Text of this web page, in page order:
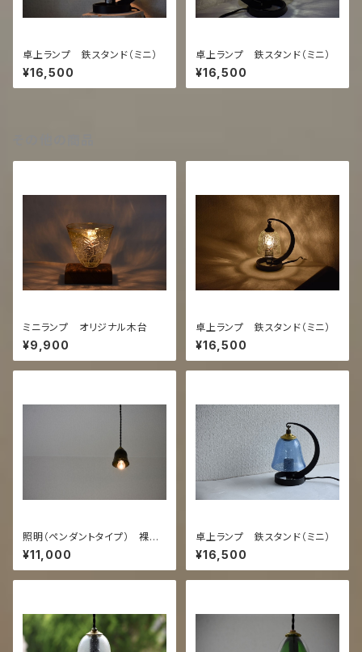
卓上ランプ 鉄スタンド（ミニ）
¥16,500
卓上ランプ 鉄スタンド（ミニ）
¥16,500
ミニランプ オリジナル木台
¥9,900
卓上ランプ 鉄スタンド（ミニ）
¥16,500
照明（ペンダントタイプ） 裸電
球シリーズ
¥11,000
卓上ランプ 鉄スタンド（ミニ）
¥16,500